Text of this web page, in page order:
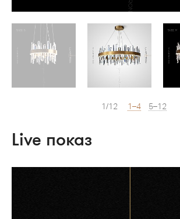
1/12 1–4 5–12
Live показ